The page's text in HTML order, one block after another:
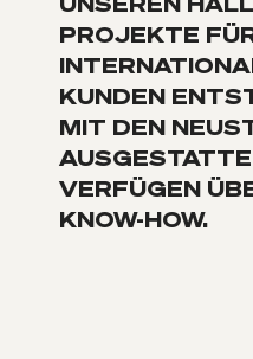
PROJEKTE
KUNDEN
MIT DEN
VERFÜGEN
KNOW-HOW.